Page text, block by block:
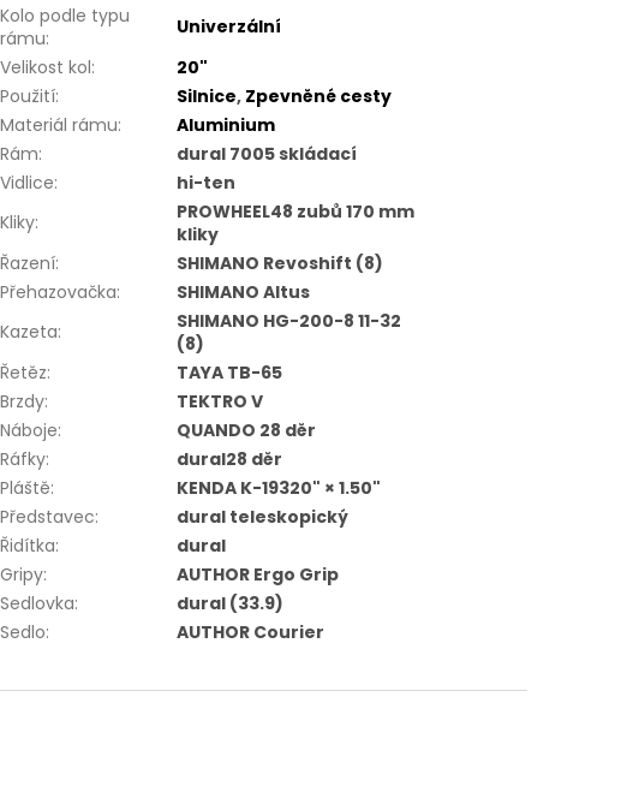
Kolo podle typu
rámu:
Univerzální
Velikost kol:
20"
Použití: Silnice, Zpevněné cesty
Materiál rámu:
Aluminium
Rám:
dural 7005 skládací
Vidlice:
hi-ten
Kliky:
PROWHEEL48 zubů 170 mm
kliky
Řazení:
SHIMANO Revoshift (8)
Přehazovačka:
SHIMANO Altus
Kazeta:
SHIMANO HG-200-8 11-32
(8)
Řetěz:
TAYA TB-65
Brzdy:
TEKTRO V
Náboje:
QUANDO 28 děr
Ráfky:
dural28 děr
Pláště:
KENDA K-19320" × 1.50"
Představec:
dural teleskopický
Řidítka:
dural
Gripy:
AUTHOR Ergo Grip
Sedlovka:
dural (33.9)
Sedlo: AUTHOR Courier